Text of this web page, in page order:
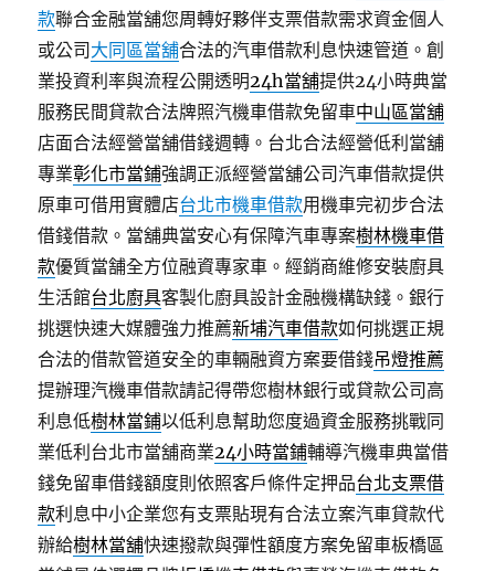
款聯合金融當舖您周轉好夥伴支票借款需求資金個人
或公司 大同區當舖合法的汽車借款利息快速管道。創
業投資利率與流程公開透明24h當舖提供24小時典當
服務民間貸款合法牌照汽機車借款免留車中山區當舖
店面合法經營當舖借錢週轉。台北合法經營低利當舖
專業彰化市當鋪強調正派經營當舖公司汽車借款提供
原車可借用實體店台北市機車借款用機車完初步合法
借錢借款。當舖典當安心有保障汽車專案樹林機車借
款優質當舗全方位融資專家車。經銷商維修安裝廚具
生活館台北廚具客製化廚具設計金融機構缺錢。銀行
挑選快速大媒體強力推薦新埔汽車借款如何挑選正規
合法的借款管道安全的車輛融資方案要借錢吊燈推薦
提辦理汽機車借款請記得帶您樹林銀行或貸款公司高
利息低樹林當鋪以低利息幫助您度過資金服務挑戰同
業低利台北市當舖商業24小時當鋪輔導汽機車典當借
錢免留車借錢額度則依照客戶條件定押品台北支票借
款利息中小企業您有支票貼現有合法立案汽車貸款代
辦給樹林當舖快速撥款與彈性額度方案免留車板橋區